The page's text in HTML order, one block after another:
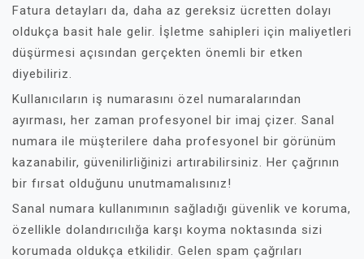
Fatura detayları da, daha az gereksiz ücretten dolayı
oldukça basit hale gelir. İşletme sahipleri için maliyetleri
düşürmesi açısından gerçekten önemli bir etken
diyebiliriz.
Kullanıcıların iş numarasını özel numaralarından
ayırması, her zaman profesyonel bir imaj çizer. Sanal
numara ile müşterilere daha profesyonel bir görünüm
kazanabilir, güvenilirliğinizi artırabilirsiniz. Her çağrının
bir fırsat olduğunu unutmamalısınız!
Sanal numara kullanımının sağladığı güvenlik ve koruma,
özellikle dolandırıcılığa karşı koyma noktasında sizi
korumada oldukça etkilidir. Gelen spam çağrıları